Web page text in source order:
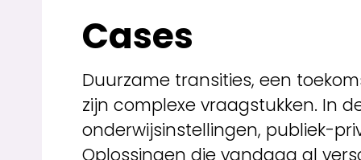
Cases
Duurzame transities, een
zijn complexe vraagstukken. In
onderwijsinstellingen, publiek-
Oplossingen die vandaag al